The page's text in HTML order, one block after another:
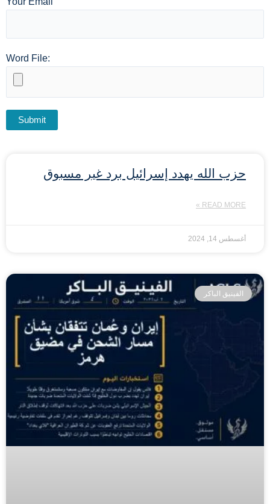
Word File:
حزب الله يهدد إسرائيل برد غير مسبوق
READ MORE »
أغسطس 14, 2024
الفينيق الباكر